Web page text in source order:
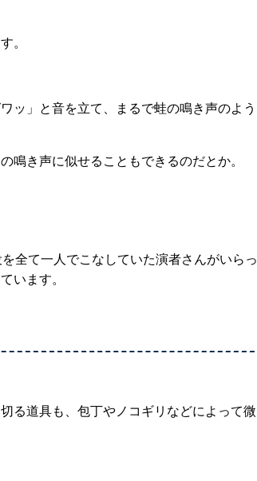
。
ッ」と音を立て、まるで蛙の鳴き声のよう
鳴き声に似せることもできるのだとか。
全て一人でこなしていた演者さんがいらっ
います。
る道具も、包丁やノコギリなどによって微